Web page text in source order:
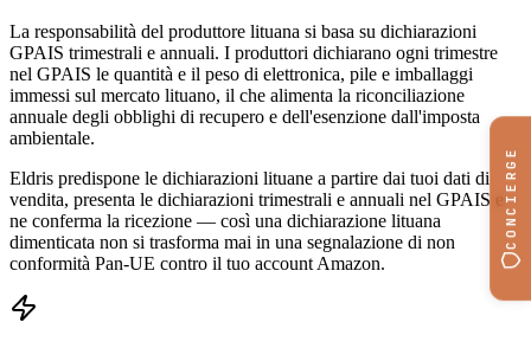
La responsabilità del produttore lituana si basa su dichiarazioni
GPAIS trimestrali e annuali. I produttori dichiarano ogni trimestre
nel GPAIS le quantità e il peso di elettronica, pile e imballaggi
immessi sul mercato lituano, il che alimenta la riconciliazione
annuale degli obblighi di recupero e dell'esenzione dall'imposta
ambientale.
Eldris predispone le dichiarazioni lituane a partire dai tuoi dati di
vendita, presenta le dichiarazioni trimestrali e annuali nel GPAIS e
ne conferma la ricezione — così una dichiarazione lituana
dimenticata non si trasforma mai in una segnalazione di non
conformità Pan-UE contro il tuo account Amazon.
CONCIERGE